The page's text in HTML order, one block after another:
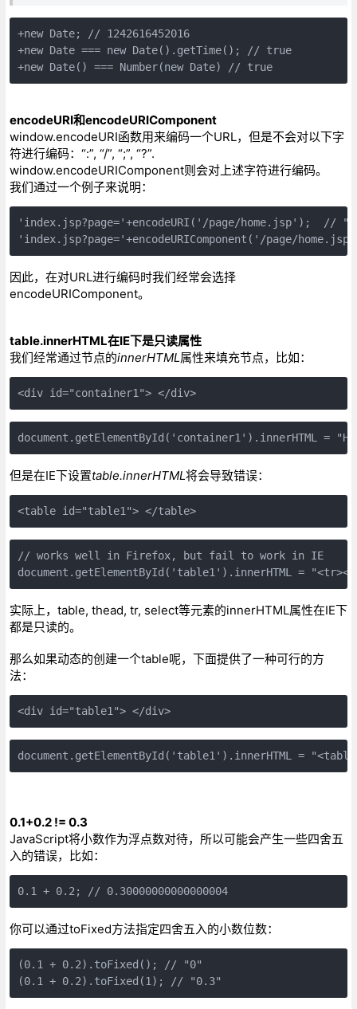
+new Date; // 1242616452016
+new Date === new Date().getTime(); // true
+new Date() === Number(new Date) // true
encodeURI和encodeURIComponent
window.encodeURI函数用来编码一个URL，但是不会对以下字
符进行编码：“:”, “/”, “;”, “?”.
window.encodeURIComponent则会对上述字符进行编码。
我们通过一个例子来说明：
'index.jsp?page='+encodeURI('/page/home.jsp');  //
'index.jsp?page='+encodeURIComponent('/page/
因此，在对URL进行编码时我们经常会选择
encodeURIComponent。
table.innerHTML在IE下是只读属性
我们经常通过节点的innerHTML属性来填充节点，比如：
<div id="container1"> </div>
document.getElementById('container1').innerHTML =
但是在IE下设置table.innerHTML将会导致错误：
<table id="table1"> </table>
// works well in Firefox, but fail to work in IE
document.getElementById('table1').innerHTML =
实际上，table, thead, tr, select等元素的innerHTML属性在IE下
都是只读的。
那么如果动态的创建一个table呢，下面提供了一种可行的方
法：
<div id="table1"> </div>
document.getElementById('table1').innerHTML =
0.1+0.2 != 0.3
JavaScript将小数作为浮点数对待，所以可能会产生一些四舍五
入的错误，比如：
0.1 + 0.2; // 0.30000000000000004
你可以通过toFixed方法指定四舍五入的小数位数：
(0.1 + 0.2).toFixed(); // "0"
(0.1 + 0.2).toFixed(1); // "0.3"